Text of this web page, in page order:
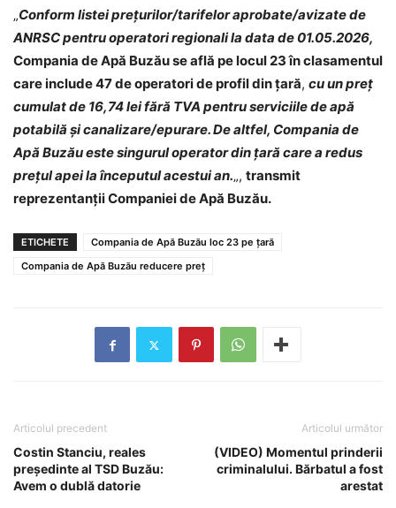
„Conform listei prețurilor/tarifelor aprobate/avizate de
ANRSC pentru operatori regionali la data de 01.05.2026,
Compania de Apă Buzău se află pe locul 23 în clasamentul
care include 47 de operatori de profil din țară, cu un preț
cumulat de 16,74 lei fără TVA pentru serviciile de apă
potabilă și canalizare/epurare. De altfel, Compania de
Apă Buzău este singurul operator din țară care a redus
prețul apei la începutul acestui an.„, transmit
reprezentanții Companiei de Apă Buzău.
ETICHETE
Compania de Apă Buzău loc 23 pe țară
Compania de Apă Buzău reducere preț
Articolul precedent
Costin Stanciu, reales
președinte al TSD Buzău:
Avem o dublă datorie
Articolul următor
(VIDEO) Momentul prinderii
criminalului. Bărbatul a fost
arestat